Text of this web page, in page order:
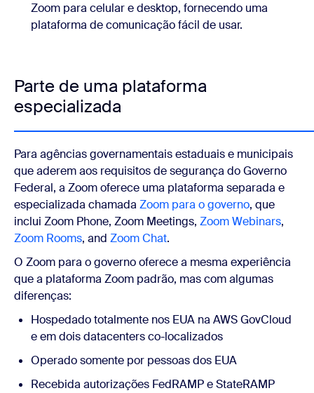
Zoom para celular e desktop, fornecendo uma
plataforma de comunicação fácil de usar.
Parte de uma plataforma
especializada
Para agências governamentais estaduais e municipais
que aderem aos requisitos de segurança do Governo
Federal, a Zoom oferece uma plataforma separada e
especializada chamada Zoom para o governo, que
inclui Zoom Phone, Zoom Meetings, Zoom Webinars,
Zoom Rooms, and Zoom Chat.
O Zoom para o governo oferece a mesma experiência
que a plataforma Zoom padrão, mas com algumas
diferenças:
Hospedado totalmente nos EUA na AWS GovCloud
e em dois datacenters co-localizados
Operado somente por pessoas dos EUA
Recebida autorizações FedRAMP e StateRAMP